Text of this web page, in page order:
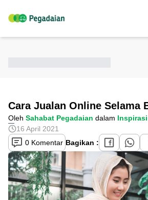
Cara Jualan Online Selama
Oleh Sahabat Pegadaian dalam Inspirasi
16 April 2021
0 Komentar Bagikan :